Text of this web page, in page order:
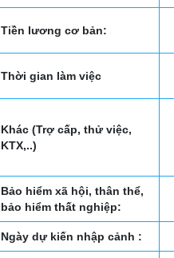
Tiền lương cơ bản:
Thời gian làm việc
Khác (Trợ cấp, thử việc,
KTX,..)
Bảo hiểm xã hội, thân thể,
bảo hiểm thất nghiệp:
Ngày dự kiến nhập cảnh :